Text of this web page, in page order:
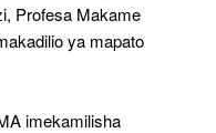
Profesa Makame
ya mapato
imekamilisha